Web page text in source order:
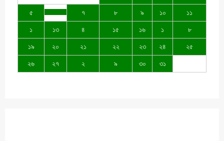
৫ ৭ ৮ ৯ ১০ ১১
১ ১৩ ৪ ১৫ ১৬ ১ ৮
১৯ ২০ ২১ ২২ ২৩ ২৪ ২৫
২৬ ২৭ ২ ৯ ৩০ ৩১